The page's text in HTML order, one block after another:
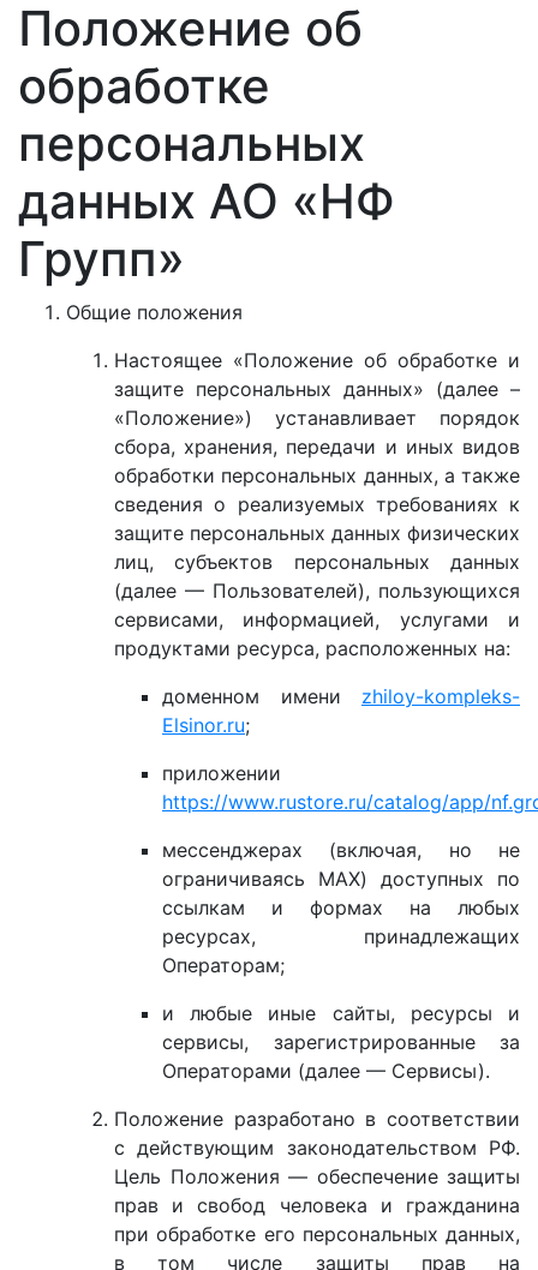
Положение об
обработке
персональных
данных АО «НФ
Групп»
Общие положения
Настоящее «Положение об обработке и
защите персональных данных» (далее –
«Положение») устанавливает порядок
сбора, хранения, передачи и иных видов
обработки персональных данных, а также
сведения о реализуемых требованиях к
защите персональных данных физических
лиц, субъектов персональных данных
(далее — Пользователей), пользующихся
сервисами, информацией, услугами и
продуктами ресурса, расположенных на:
доменном имени zhiloy-kompleks-
Elsinor.ru;
приложении
https://www.rustore.ru/catalog/app/
мессенджерах (включая, но не
ограничиваясь MAX) доступных по
ссылкам и формах на любых
ресурсах, принадлежащих
Операторам;
и любые иные сайты, ресурсы и
сервисы, зарегистрированные за
Операторами (далее — Сервисы).
Положение разработано в соответствии
с действующим законодательством РФ.
Цель Положения — обеспечение защиты
прав и свобод человека и гражданина
при обработке его персональных данных,
в том числе защиты прав на